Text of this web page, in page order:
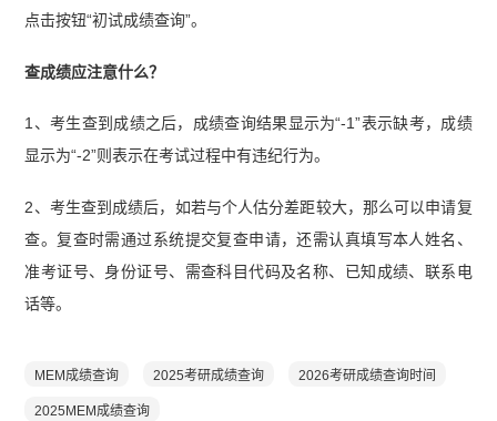
点击按钮“初试成绩查询”。
查成绩应注意什么？
1、考生查到成绩之后，成绩查询结果显示为“-1”表示缺考，成绩
显示为“-2”则表示在考试过程中有违纪行为。
2、考生查到成绩后，如若与个人估分差距较大，那么可以申请复
查。复查时需通过系统提交复查申请，还需认真填写本人姓名、
准考证号、身份证号、需查科目代码及名称、已知成绩、联系电
话等。
MEM成绩查询 2025考研成绩查询 2026考研成绩查询时间
2025MEM成绩查询